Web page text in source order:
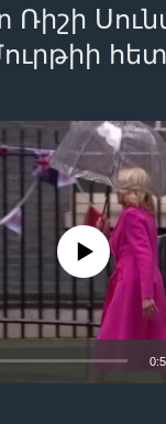
Ի
source currently